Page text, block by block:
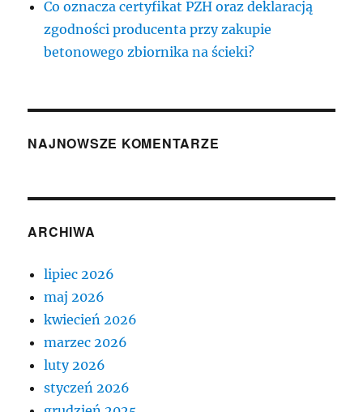
Co oznacza certyfikat PZH oraz deklaracją
zgodności producenta przy zakupie
betonowego zbiornika na ścieki?
NAJNOWSZE KOMENTARZE
ARCHIWA
lipiec 2026
maj 2026
kwiecień 2026
marzec 2026
luty 2026
styczeń 2026